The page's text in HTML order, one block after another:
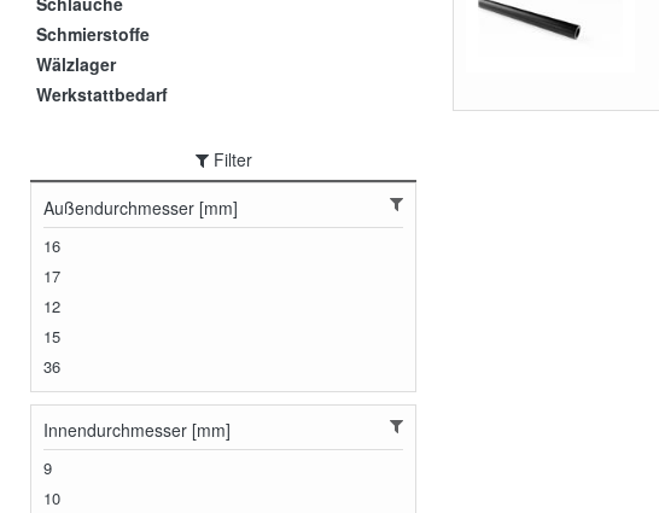
Schmierstoffe
Wälzlager
Werkstattbedarf
Filter
Außendurchmesser [mm]
16
17
12
15
36
Innendurchmesser [mm]
9
10